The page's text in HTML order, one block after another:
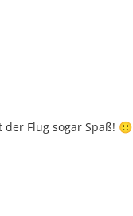
Flug sogar Spaß! 🙂